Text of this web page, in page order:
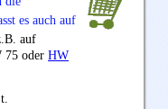
es auch auf
auf
75 oder HW